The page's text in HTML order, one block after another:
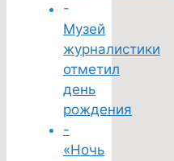
-
Музей
журналистики
отметил
день
рождения
-
«Ночь